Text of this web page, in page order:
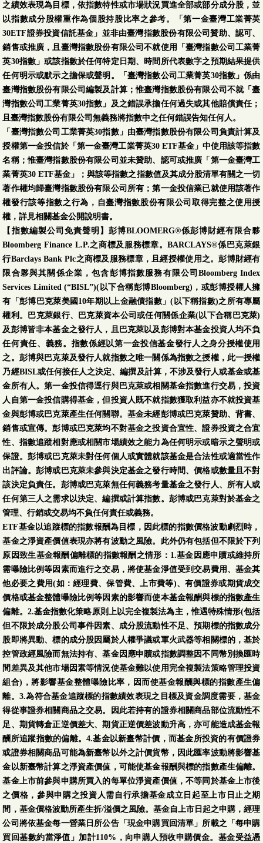
之績效表現為目標，依指數特性或市場狀況買進全部或部分成分股，並
以指數成分股權重作為個股持股比率之參考。「第一金臺灣工業菁英
30ETF證券投資信託基金」並非由臺灣指數股份有限公司贊助、認可、
銷售或推廣，且臺灣指數股份有限公司不就使用「臺灣指數公司工業菁
英30指數」或該指數於任何特定日期、時間所代表數字之預期結果提供
任何明示或默示之擔保或聲明。「臺灣指數公司工業菁英30指數」係由
臺灣指數股份有限公司編製及計算；惟臺灣指數股份有限公司不就「臺
灣指數公司工業菁英30指數」及之錯誤承擔任何過失或其他賠償責任；
且臺灣指數股份有限公司無義務將指數中之任何錯誤告知任何人。
「臺灣指數公司工業菁英30指數」由臺灣指數股份有限公司負責計算及
授權第一金投信於「第一金臺灣工業菁英30 ETF基金」中使用該等指數
名稱；惟臺灣指數股份有限公司並未贊助、認可或推廣「第一金臺灣工
業菁英30 ETF基金」；與該等指數之指數值及其成分股清單有關之一切
著作權均歸臺灣指數股份有限公司所有；第一金投信業已就使用該著作
權發行該等指數之行為，自臺灣指數股份有限公司取得完整之使用授
權，詳見相關基金公開說明書。
【指數編製公司免責聲明】彭博BLOOMERG®係彭博財經有限合夥
Bloomberg Finance L.P.之商標及服務標章。BARCLAYS®係巴克萊銀
行Barclays Bank Plc之商標及服務標章，且經授權使用之。彭博財經有
限合夥與其關係企業，包含彭博指數服務有限公司Bloomberg Index
Services Limited (“BISL”)(以下合稱彭博Bloomberg)，或彭博授權人擁
有「彭博巴克萊美國10年期以上金融債指數」(以下稱指數)之所有專屬
權利。巴克萊銀行、巴克萊資本公司或任何關係企業(以下合稱巴克萊)
及彭博皆非本基金之發行人，且巴克萊以及彭博對本基金投資人均不負
任何責任、義務。指數係經以第一金投信基金發行人之身分授權使用
之。彭博與巴克萊及發行人就指數之唯一關係為指數之授權，此一授權
乃經BISL或任何接任人之決定、編撰及計算，不涉及發行人或基金或基
金所有人。第一金投信得逕行與巴克萊或相關基金指數進行交易，投資
人自第一金投信購得基金，但投資人既不就指數獲取利益亦不就投資基
金與彭博或巴克萊產生任何關聯。基金未經彭博或巴克萊贊助、背書、
銷售或宣傳。彭博或巴克萊均不對基金之投資合宜性、證券投資之合宜
性、指數追蹤相對應或相關市場績效之能力為任何明示或暗示之聲明或
保證。彭博或巴克萊未對任何個人或實體就該基金是合法性或適當性作
出評論。彭博或巴克萊未參與決定基金之發行時間、價格或數量且不對
該決定負責任。彭博或巴克萊無任何義務考量基金之發行人、所有人或
任何第三人之需求以決定、編撰或計算指數。彭博或巴克萊對於基金之
管理、行銷或交易均不負任何責任或義務。
ETF基金以追蹤標的指數報酬為目標，因此標的指數價格波動劇烈時，
基金之淨資產價值表現亦將有波動之風險。此外仍有包括但不限於下列
原因致生基金報酬偏離標的指數報酬之情形：1.基金因應申贖或維持所
需曝險比例等因素而進行之交易，將使基金淨值受到交易費用、基金其
他必要之費用(如：經理費、保管費、上市費等)、有價證券或期貨成交
價格或基金整體曝險比例等因素的影響而使本基金報酬與標的指數產生
偏離。2.基金指數化策略原則上以完全複製法為主，惟遇特殊情形(包括
但不限於成分股公司事件因素、成分股流動性不足、預期標的指數成分
股即將異動、標的成分股因屬於人權爭議或軍火武器等相關標的，基於
控管政經風險而無法持有、基金因應申贖或指數調整因不同幣別換匯時
間差異及其他市場因素等情況使基金難以使用完全複製法策略管理投資
組合)，將影響基金整體曝險比率，因而使基金報酬與標的指數產生偏
離。3.為符合基金追蹤標的指數績效表現之目標及資金調度需要，基金
得從事證券相關商品之交易。因此若持有的證券相關商品部位流動性不
足、期貨轉倉正逆價差大、期貨正逆價差波動升高，亦可能造成基金報
酬所追蹤指數的偏離。4.基金以新臺幣計價，而基金所投資的有價證券
或證券相關商品可能為新臺幣以外之計價貨幣，因此匯率波動將影響基
金以新臺幣計算之淨資產價值，可能使基金報酬與標的指數產生偏離。
基金上市前參與申購所買入的每單位淨資產價值，不等同於基金上市後
之價格，參與申購之投資人需自行承擔基金成立日起至上市日止之期
間，基金價格波動所產生折/溢價之風險。基金自上市日起之申購，經理
公司將依基金每一營業日所公告「現金申購買回清單」所載之「每申購
買回基數約當淨值」加計110%，向申購人預收申購價金。基金受益憑